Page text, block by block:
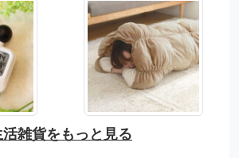
雑貨をもっと見る